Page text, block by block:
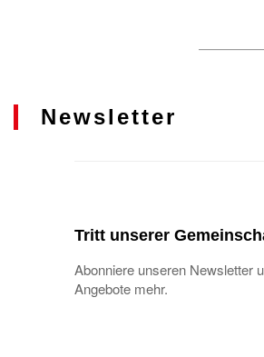
Newsletter
Tritt unserer
Abonniere unseren Newsletter
Angebote mehr.